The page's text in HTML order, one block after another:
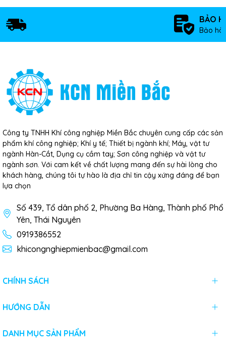
BẢO
Bảo
Công ty TNHH Khí công nghiệp Miền Bắc chuyên cung cấp các sản
phẩm khí công nghiệp; Khí y tế; Thiết bị ngành khí; Máy, vật tư
ngành Hàn-Cắt, Dụng cụ cầm tay; Sơn công nghiệp và vật tư
ngành sơn. Với cam kết về chất lượng mang đến sự hài lòng cho
khách hàng, chúng tôi tự hào là địa chỉ tin cậy xứng đáng để bạn
lựa chọn
Số 439, Tổ dân phố 2, Phường Ba Hàng, Thành phố Phổ
Yên, Thái Nguyên
0919386552
khicongnghiepmienbac@gmail.com
CHÍNH SÁCH
HƯỚNG DẪN
DANH MỤC SẢN PHẨM